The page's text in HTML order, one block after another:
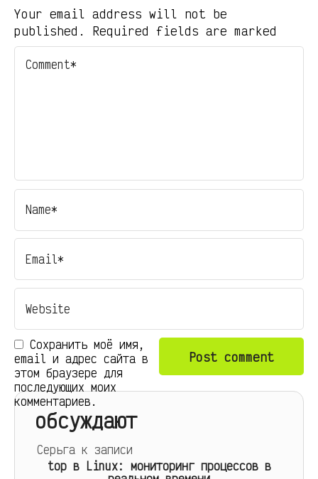
Your email address will not be
published. Required fields are marked
Сохранить моё имя,
email и адрес сайта в
этом браузере для
последующих моих
комментариев.
обсуждают
Серьгак записи
top в Linux: мониторинг процессов в